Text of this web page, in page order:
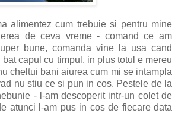
alimentez cum trebuie si pentru mine
de ceva vreme - comand ce am
bune, comanda vine la usa cand
capul cu timpul, in plus totul e mereu
cheltui bani aiurea cum mi se intampla
nu stiu ce si pun in cos. Pestele de la
- l-am descoperit intr-un colet de
atunci l-am pus in cos de fiecare data